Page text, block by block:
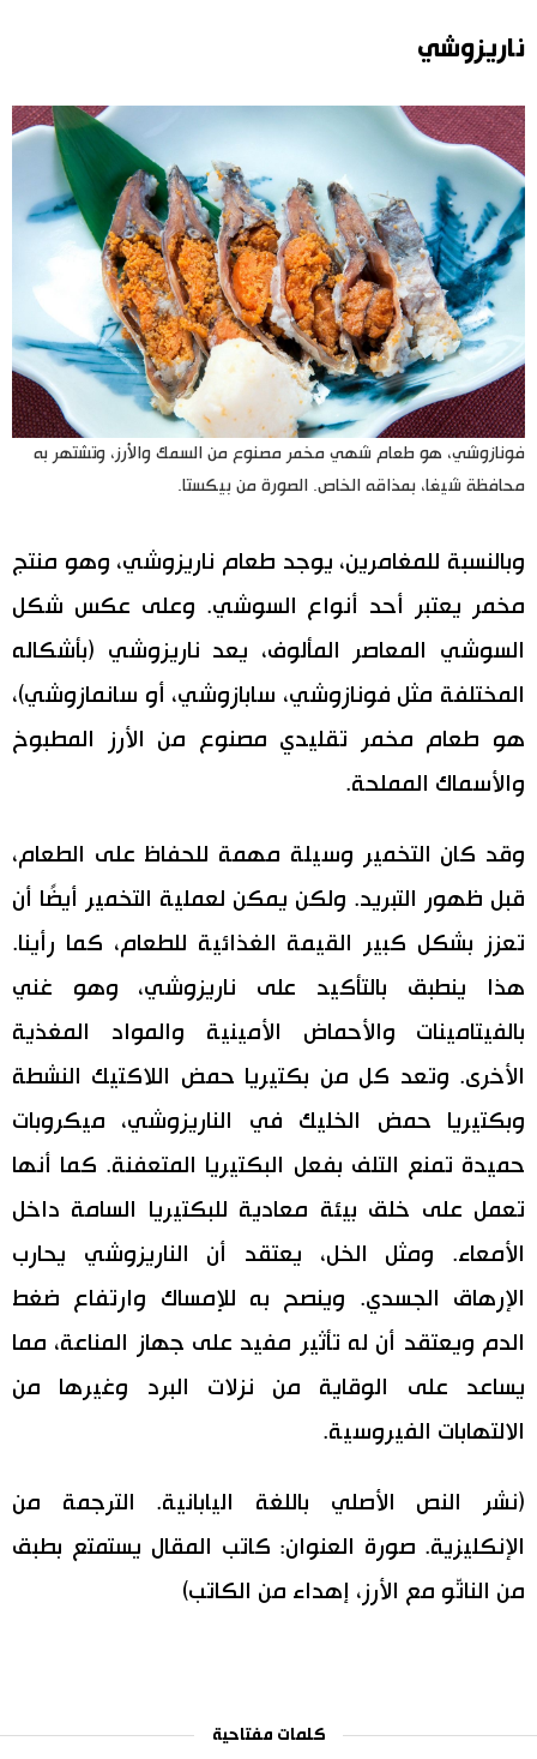
ناريزوشي
فونازوشي، هو طعام شهي مخمر مصنوع من السمك والأرز، وتشتهر به
محافظة شيغا، بمذاقه الخاص. الصورة من بيكستا.
وبالنسبة للمغامرين، يوجد طعام ناريزوشي، وهو منتج
مخمر يعتبر أحد أنواع السوشي. وعلى عكس شكل
السوشي المعاصر المألوف، يعد ناريزوشي (بأشكاله
المختلفة مثل فونازوشي، سابازوشي، أو سانمازوشي)،
هو طعام مخمر تقليدي مصنوع من الأرز المطبوخ
والأسماك المملحة.
وقد كان التخمير وسيلة مهمة للحفاظ على الطعام،
قبل ظهور التبريد. ولكن يمكن لعملية التخمير أيضًا أن
تعزز بشكل كبير القيمة الغذائية للطعام، كما رأينا.
هذا ينطبق بالتأكيد على ناريزوشي، وهو غني
بالفيتامينات والأحماض الأمينية والمواد المغذية
الأخرى. وتعد كل من بكتيريا حمض اللاكتيك النشطة
وبكتيريا حمض الخليك في الناريزوشي، ميكروبات
حميدة تمنع التلف بفعل البكتيريا المتعفنة. كما أنها
تعمل على خلق بيئة معادية للبكتيريا السامة داخل
الأمعاء. ومثل الخل، يعتقد أن الناريزوشي يحارب
الإرهاق الجسدي. وينصح به للإمساك وارتفاع ضغط
الدم ويعتقد أن له تأثير مفيد على جهاز المناعة، مما
يساعد على الوقاية من نزلات البرد وغيرها من
الالتهابات الفيروسية.
(نشر النص الأصلي باللغة اليابانية. الترجمة من
الإنكليزية. صورة العنوان: كاتب المقال يستمتع بطبق
من الناتّو مع الأرز، إهداء من الكاتب)
كلمات مفتاحية